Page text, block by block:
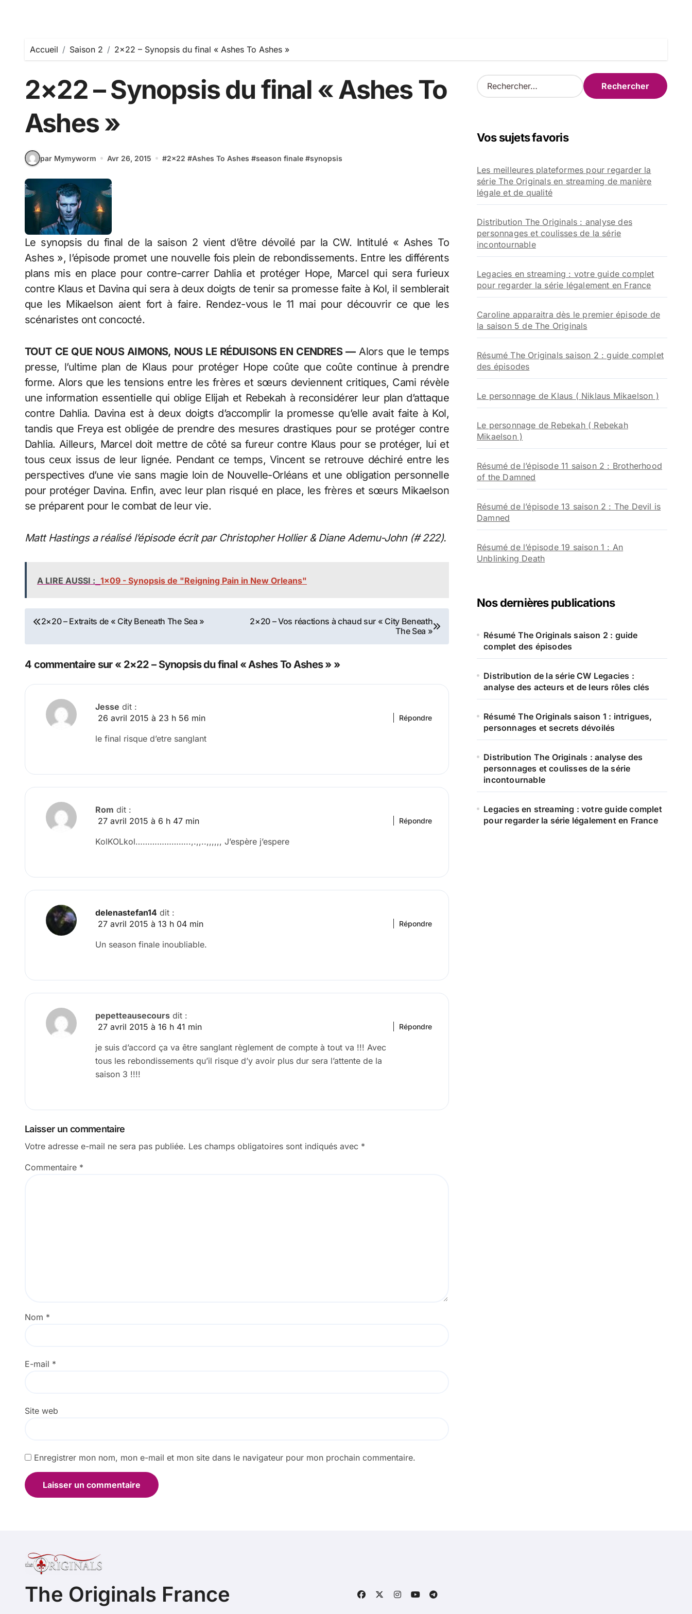
Accueil Saison 2 2×22 – Synopsis du final « Ashes To Ashes »
2×22 – Synopsis du final « Ashes To
Ashes »
par Mymyworm Avr 26, 2015 #2x22 #Ashes To Ashes #season finale #synopsis
Le synopsis du final de la saison 2 vient d’être dévoilé par la CW. Intitulé « Ashes To
Ashes », l’épisode promet une nouvelle fois plein de rebondissements. Entre les différents
plans mis en place pour contre-carrer Dahlia et protéger Hope, Marcel qui sera furieux
contre Klaus et Davina qui sera à deux doigts de tenir sa promesse faite à Kol, il semblerait
que les Mikaelson aient fort à faire. Rendez-vous le 11 mai pour découvrir ce que les
scénaristes ont concocté.
TOUT CE QUE NOUS AIMONS, NOUS LE RÉDUISONS EN CENDRES —Alors que le temps
presse, l’ultime plan de Klaus pour protéger Hope coûte que coûte continue à prendre
forme. Alors que les tensions entre les frères et sœurs deviennent critiques, Cami révèle
une information essentielle qui oblige Elijah et Rebekah à reconsidérer leur plan d’attaque
contre Dahlia. Davina est à deux doigts d’accomplir la promesse qu’elle avait faite à Kol,
tandis que Freya est obligée de prendre des mesures drastiques pour se protéger contre
Dahlia. Ailleurs, Marcel doit mettre de côté sa fureur contre Klaus pour se protéger, lui et
tous ceux issus de leur lignée. Pendant ce temps, Vincent se retrouve déchiré entre les
perspectives d’une vie sans magie loin de Nouvelle-Orléans et une obligation personnelle
pour protéger Davina. Enfin, avec leur plan risqué en place, les frères et sœurs Mikaelson
se préparent pour le combat de leur vie.
Matt Hastings a réalisé l’épisode écrit par Christopher Hollier & Diane Ademu-John (# 222).
A LIRE AUSSI : 1x09 - Synopsis de "Reigning Pain in New Orleans"
Navigation
de
l’article
2×20 – Extraits de « City Beneath The Sea »
2×20 – Vos réactions à chaud sur « City Beneath
The Sea »
4 commentaire sur « 2×22 – Synopsis du final « Ashes To Ashes » »
Jesse dit :
26 avril 2015 à 23 h 56 min
le final risque d’etre sanglant
Répondre
Rom dit :
27 avril 2015 à 6 h 47 min
KolKOLkol…………………..,.,,..,,,,,, J’espère j’espere
Répondre
delenastefan14 dit :
27 avril 2015 à 13 h 04 min
Un season finale inoubliable.
Répondre
pepetteausecours dit :
27 avril 2015 à 16 h 41 min
je suis d’accord ça va être sanglant règlement de compte à tout va !!! Avec
tous les rebondissements qu’il risque d’y avoir plus dur sera l’attente de la
saison 3 !!!!
Répondre
Laisser un commentaire
Votre adresse e-mail ne sera pas publiée. Les champs obligatoires sont indiqués avec *
Commentaire *
Nom *
E-mail *
Site web
Enregistrer mon nom, mon e-mail et mon site dans le navigateur pour mon prochain commentaire.
R
e
r
e
r
:
Vos sujets favoris
Les meilleures plateformes pour regarder la
série The Originals en streaming de manière
légale et de qualité
Distribution The Originals : analyse des
personnages et coulisses de la série
incontournable
Legacies en streaming : votre guide complet
pour regarder la série légalement en France
Caroline apparaitra dès le premier épisode de
la saison 5 de The Originals
Résumé The Originals saison 2 : guide complet
des épisodes
Le personnage de Klaus ( Niklaus Mikaelson )
Le personnage de Rebekah ( Rebekah
Mikaelson )
Résumé de l’épisode 11 saison 2 : Brotherhood
of the Damned
Résumé de l’épisode 13 saison 2 : The Devil is
Damned
Résumé de l’épisode 19 saison 1 : An
Unblinking Death
Nos dernières publications
Résumé The Originals saison 2 : guide
complet des épisodes
Distribution de la série CW Legacies :
analyse des acteurs et de leurs rôles clés
Résumé The Originals saison 1 : intrigues,
personnages et secrets dévoilés
Distribution The Originals : analyse des
personnages et coulisses de la série
incontournable
Legacies en streaming : votre guide complet
pour regarder la série légalement en France
The Originals France